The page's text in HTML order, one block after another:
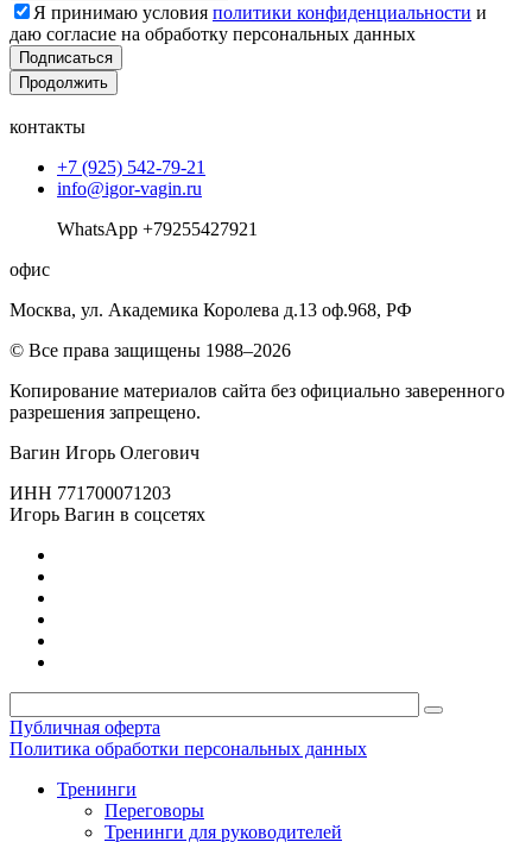
Я принимаю условия политики конфиденциальности и
даю согласие на обработку персональных данных
Подписаться
Продолжить
контакты
+7 (925) 542-79-21
info@igor-vagin.ru
WhatsApp +79255427921
офис
Москва, ул. Академика Королева д.13 оф.968, РФ
© Все права защищены 1988–2026
Копирование материалов сайта без официально заверенного
разрешения запрещено.
Вагин Игорь Олегович
ИНН 771700071203
Игорь Вагин в соцсетях
Публичная оферта
Политика обработки персональных данных
Тренинги
Переговоры
Тренинги для руководителей